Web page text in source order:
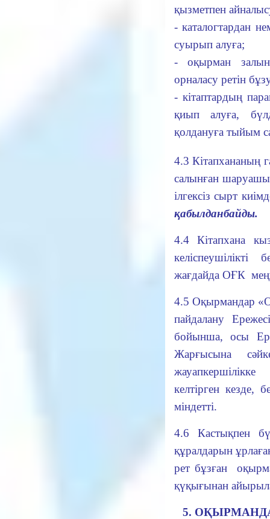
қызметпен
- каталогтардан
суырып алуға;
- оқырман
орналасу ретін
- кітаптардың
қиып алуға,
қолдануға тыйым
4.3 Кітапхананың
салынған
ілгексіз сырт
қабылданбайды.
4.4 Кітапхана
жағдайда ОҒК
4.5 Оқырмандар «
пайдалану
бойынша, осы
Жарғысына
келтірген кезде,
міндетті.
4.6 Кастықпен
құралдарын
рет бұзған
қүқығынан
5.